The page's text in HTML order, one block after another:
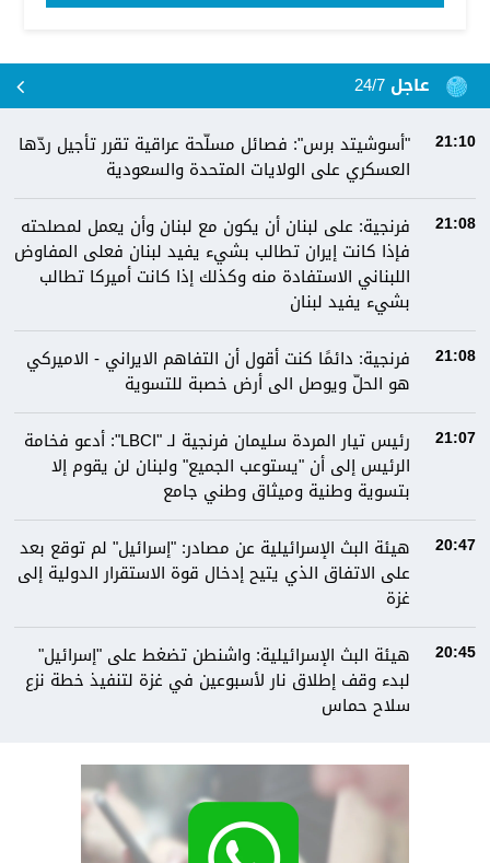
عاجل 24/7
21:10
"أسوشيتد برس": فصائل مسلّحة عراقية تقرر تأجيل ردّها
العسكري على الولايات المتحدة والسعودية
21:08
فرنجية: على لبنان أن يكون مع لبنان وأن يعمل لمصلحته
فإذا كانت إيران تطالب بشيء يفيد لبنان فعلى المفاوض
اللبناني الاستفادة منه وكذلك إذا كانت أميركا تطالب
بشيء يفيد لبنان
21:08
فرنجية: دائمًا كنت أقول أن التفاهم الايراني - الاميركي
هو الحلّ ويوصل الى أرض خصبة للتسوية
21:07
رئيس تيار المردة سليمان فرنجية لـ "LBCI": أدعو فخامة
الرئيس إلى أن "يستوعب الجميع" ولبنان لن يقوم إلا
بتسوية وطنية وميثاق وطني جامع
20:47
هيئة البث الإسرائيلية عن مصادر: "إسرائيل" لم توقع بعد
على الاتفاق الذي يتيح إدخال قوة الاستقرار الدولية إلى
غزة
20:45
هيئة البث الإسرائيلية: واشنطن تضغط على "إسرائيل"
لبدء وقف إطلاق نار لأسبوعين في غزة لتنفيذ خطة نزع
سلاح حماس